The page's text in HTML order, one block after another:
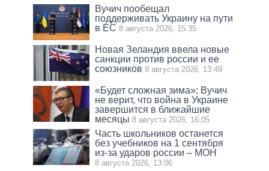
Вучич пообещал
поддерживать Украину на пути
в ЕС 8 августа 2026, 15:35
Новая Зеландия ввела новые
санкции против россии и ее
союзников 8 августа 2026, 13:49
«Будет сложная зима»: Вучич
не верит, что война в Украине
завершится в ближайшие
месяцы 8 августа 2026, 16:05
Часть школьников останется
без учебников на 1 сентября
из-за ударов россии – МОН
8 августа 2026, 13:06